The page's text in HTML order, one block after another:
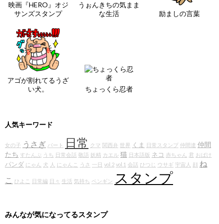
映画『HERO』オジ
サンズスタンプ
うぉんきちの気まま
な生活
励ましの言葉
アゴが割れてるうざ
い犬。
ちょっくら忍者
人気キーワード
女の子 うさぎ パート 日常 クマ 関西弁 世界 くま 日常スタンプ 仲間達 仲間
たち すたんぷ うち 日常会話 敬語 妖精 カエル 猫 日本語版 ネコ 赤ちゃん 君 おばけ
パンダ にゃん 犬 人 にゃんこ うさ 一日 vol.2 vol.1 会話 ひつじ ウサギ 宇宙人 顔 ね
こ
ひよこ 日常編 日々 生活 気持ち ペンギン スタンプ
みんなが気になってるスタンプ